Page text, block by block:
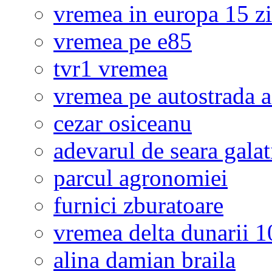
vremea in europa 15
vremea pe e85
tvr1 vremea
vremea pe autostrada
cezar osiceanu
adevarul de seara
parcul agronomiei
furnici zburatoare
vremea delta dunarii
alina damian braila